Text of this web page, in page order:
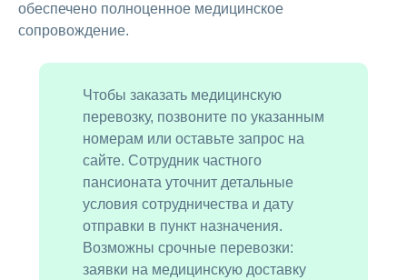
обеспечено полноценное медицинское
сопровождение.
Чтобы заказать медицинскую
перевозку, позвоните по указанным
номерам или оставьте запрос на
сайте. Сотрудник частного
пансионата уточнит детальные
условия сотрудничества и дату
отправки в пункт назначения.
Возможны срочные перевозки:
заявки на медицинскую доставку